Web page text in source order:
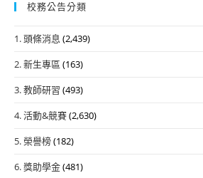
校務公告分類
1. 頭條消息 (2,439)
2. 新生專區 (163)
3. 教師研習 (493)
4. 活動&競賽(2,630)
5. 榮譽榜(182)
6. 獎助學金(481)